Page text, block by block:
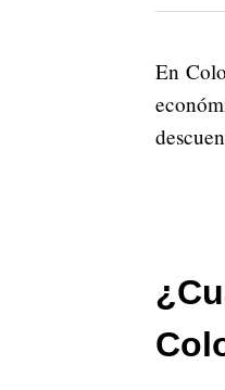
En